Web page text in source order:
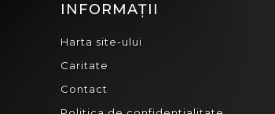
INFORMAȚII
Harta site-ului
Caritate
Contact